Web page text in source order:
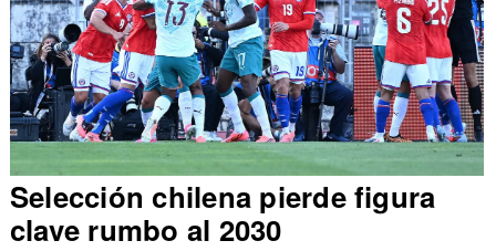
Selección chilena pierde figura
clave rumbo al 2030